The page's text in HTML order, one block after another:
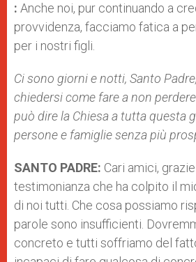
: Anche noi, pur continuando a
provvidenza, facciamo fatica a
per i nostri figli.
Ci sono giorni e notti, Santo
chiedersi come fare a non
può dire la Chiesa a tutta questa
persone e famiglie senza più
SANTO PADRE: Cari amici,
testimonianza che ha colpito il
di noi tutti. Che cosa possiamo
parole sono insufficienti.
concreto e tutti soffriamo del